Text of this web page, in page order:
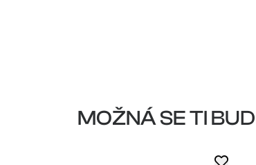
MOŽNÁ SE TI